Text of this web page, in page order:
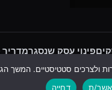
פינוי עסק שנסגרמדריך
ת
דחייה